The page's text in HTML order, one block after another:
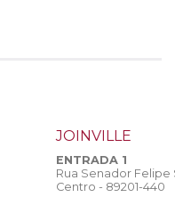
JOINVILLE
ENTRADA 1
Rua Senador
Centro - 89201-440